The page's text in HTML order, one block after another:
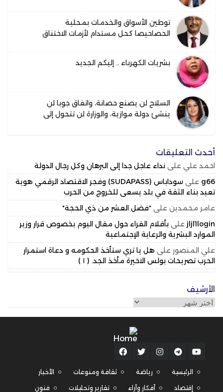
توطين الأسواق والخدمات بمحلية
الحصاحيصا كحل مستدام لأزمات الاختناق
بشريات الكهرباء .. إليكم الجديد
السلاح لن يصنع حصانة، واتفاق جوبا لن
ينشئ دولة موازية، والوزارة لن تتحول إلى
أحدث التعليقات
احمد علي على نداء عاجل جدا إلى البرهان وكل رجال الدولة
g66 على
سوداباس (SUDAPASS) وفجر الاقتصاد الرقمي هوية
تعيد بناء الثقة في بلد يسعى للخروج من الحرب
عامر محمدين على *فضل العشر من ذي الحجة*
jljl1login على بأقلام القراء حول مقال اليوم بخصوص قرار وزير
الموارد البشرية والرعاية الإجتماعية
علي المنصور على هل يا تري ستأخذ الحكومه و دعاة استمرار
الحرب تصريحات بولس الاخيرة مأخذ الجد. ( ١ )
الأرشيف
الأرشيف
الرئيسية رياضة ثقافة ومنوعات الأخبار
إقتصاد أفكار وآراء تقارير وتحليلات فنون